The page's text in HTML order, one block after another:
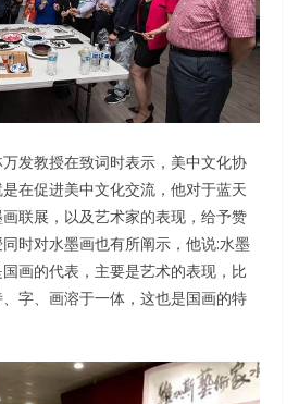
发教授在致词时表示，美中文化协
在促进美中文化交流，他对于蓝天
联展，以及艺术家的表现，给予赞
时对水墨画也有所阐示，他说:水墨
画的代表，主要是艺术的表现，比
字、画溶于一体，这也是国画的特